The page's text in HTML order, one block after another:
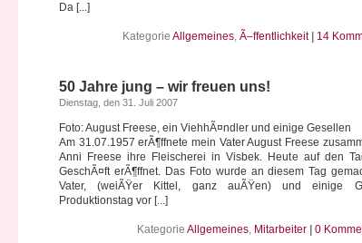
Da [...]
Kategorie Allgemeines, Ã–ffentlichkeit 14
50 Jahre jung – wir freuen uns!
Dienstag, den 31. Juli 2007
Foto: August Freese, ein ViehhÃ¤ndler und einige Gesellen
Am 31.07.1957 erÃ¶ffnete mein Vater August Freese
Anni Freese ihre Fleischerei in Visbek. Heute auf den
GeschÃ¤ft erÃ¶ffnet. Das Foto wurde an diesem Tag
Vater, (weiÃŸer Kittel, ganz auÃŸen) und einige
Produktionstag vor [...]
Kategorie Allgemeines, Mitarbeiter 0